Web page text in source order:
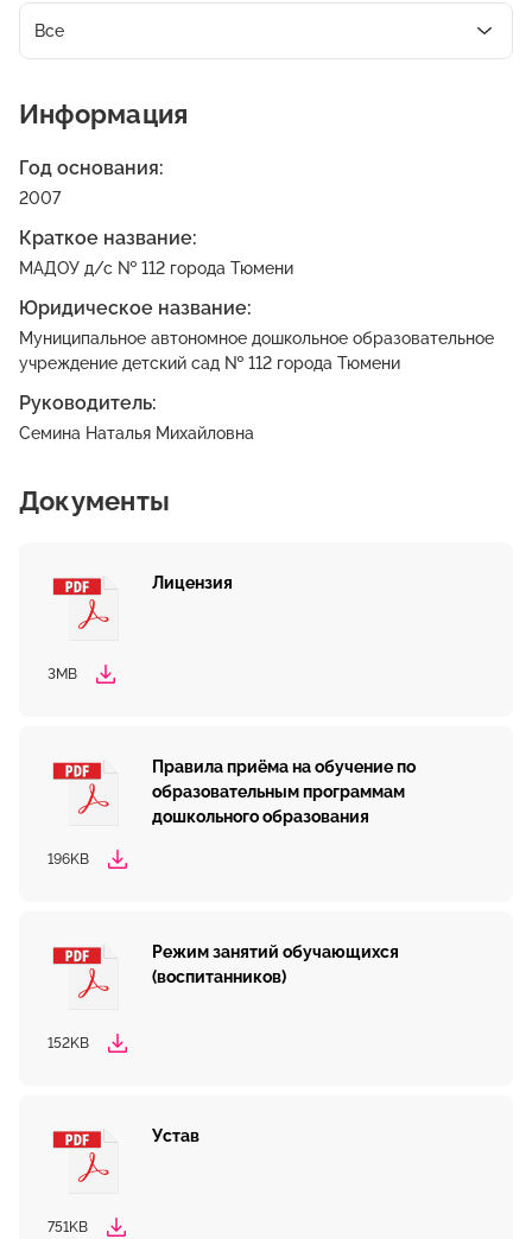
Все
Информация
Год основания:
2007
Краткое название:
МАДОУ д/с № 112 города Тюмени
Юридическое название:
Муниципальное автономное дошкольное образовательное
учреждение детский сад № 112 города Тюмени
Руководитель:
Семина Наталья Михайловна
Документы
Лицензия
3MB
Правила приёма на обучение по
образовательным программам
дошкольного образования
196KB
Режим занятий обучающихся
(воспитанников)
152KB
Устав
751KB